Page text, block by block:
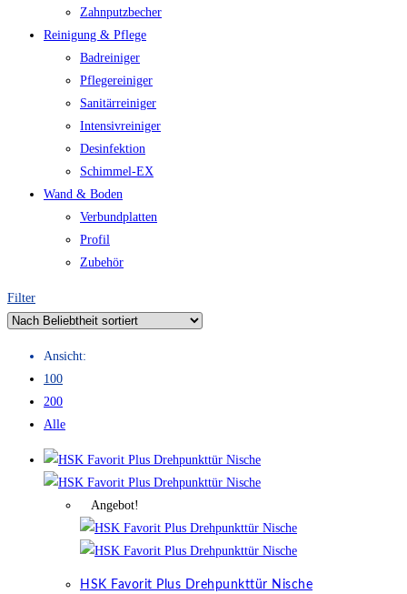
Zahnputzbecher
Reinigung & Pflege
Badreiniger
Pflegereiniger
Sanitärreiniger
Intensivreiniger
Desinfektion
Schimmel-EX
Wand & Boden
Verbundplatten
Profil
Zubehör
Filter
Ansicht:
100
200
Alle
Angebot!
HSK Favorit Plus Drehpunkttür Nische